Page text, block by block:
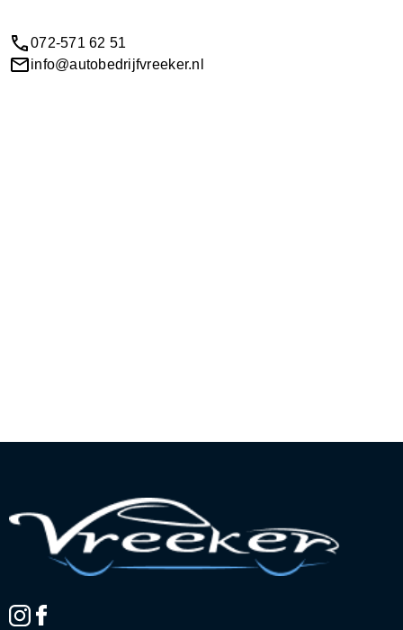
072-571 62 51
info@autobedrijfvreeker.nl